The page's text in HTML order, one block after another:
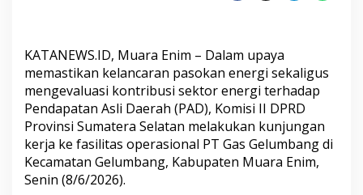
R
D
S
u
m
s
e
l
i
KATANEWS.ID, Muara Enim – Dalam upaya
memastikan kelancaran pasokan energi sekaligus
mengevaluasi kontribusi sektor energi terhadap
Pendapatan Asli Daerah (PAD), Komisi II DPRD
Provinsi Sumatera Selatan melakukan kunjungan
kerja ke fasilitas operasional PT Gas Gelumbang di
Kecamatan Gelumbang, Kabupaten Muara Enim,
Senin (8/6/2026).